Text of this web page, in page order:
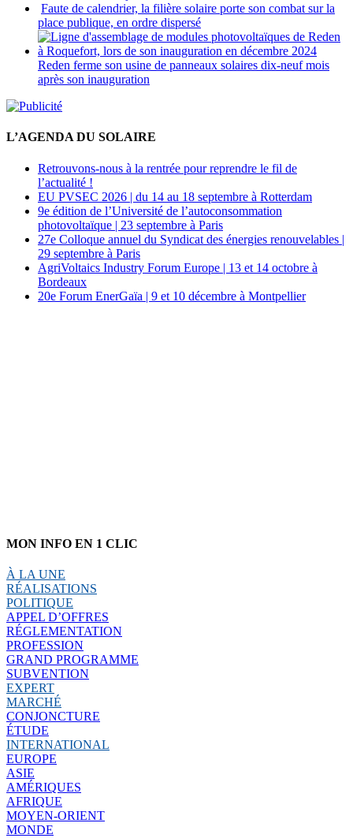
Faute de calendrier, la filière solaire porte son combat sur la
place publique, en ordre dispersé
Reden ferme son usine de panneaux solaires dix-neuf mois
après son inauguration
L’AGENDA DU SOLAIRE
Retrouvons-nous à la rentrée pour reprendre le fil de
l’actualité !
EU PVSEC 2026 | du 14 au 18 septembre à Rotterdam
9e édition de l’Université de l’autoconsommation
photovoltaïque | 23 septembre à Paris
27e Colloque annuel du Syndicat des énergies renouvelables |
29 septembre à Paris
AgriVoltaics Industry Forum Europe | 13 et 14 octobre à
Bordeaux
20e Forum EnerGaïa | 9 et 10 décembre à Montpellier
MON INFO EN 1 CLIC
À LA UNE
RÉALISATIONS
POLITIQUE
APPEL D’OFFRES
RÉGLEMENTATION
PROFESSION
GRAND PROGRAMME
SUBVENTION
EXPERT
MARCHÉ
CONJONCTURE
ÉTUDE
INTERNATIONAL
EUROPE
ASIE
AMÉRIQUES
AFRIQUE
MOYEN-ORIENT
MONDE